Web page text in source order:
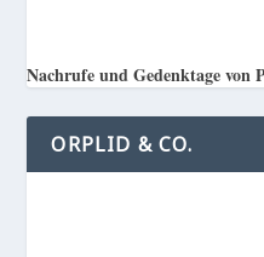
Nachrufe und Gedenktage von
ORPLID & CO.